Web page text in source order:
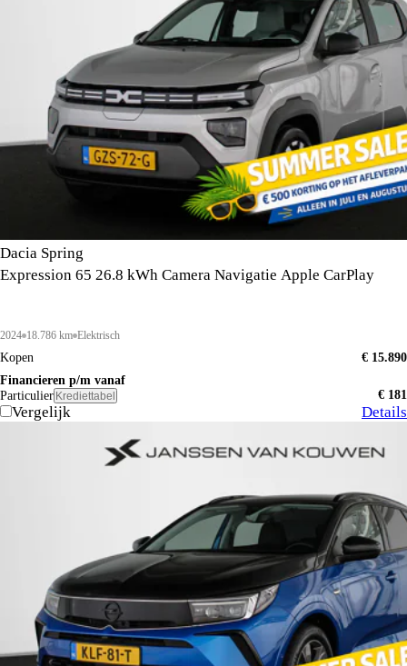
Dacia Spring
Expression 65 26.8 kWh Camera Navigatie Apple CarPlay
2024 18.786 km Elektrisch
Kopen
€ 15.890
Financieren p/m vanaf
Particulier Krediettabel € 181
Vergelijk Details